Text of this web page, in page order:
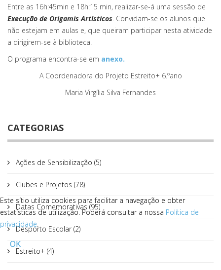
Entre as 16h:45min e 18h:15 min, realizar-se-á uma sessão de
Execução de Origamis Artísticos . Convidam-se os alunos que
não estejam em aulas e, que queiram participar nesta atividade
a dirigirem-se à biblioteca.
O programa encontra-se em anexo.
A Coordenadora do Projeto Estreito+ 6.ºano
Maria Virgília Silva Fernandes
CATEGORIAS
Ações de Sensibilização (5)
Clubes e Projetos (78)
Datas Comemorativas (95)
Desporto Escolar (2)
Estreito+ (4)
Este sítio utiliza cookies para facilitar a navegação e obter
estatísticas de utilização. Poderá consultar a nossa Política de
privacidade.
OK
Este sítio utiliza cookies para facilitar a navegação e obter
estatísticas de utilização. Poderá consultar a nossa Política de
privacidade.
OK